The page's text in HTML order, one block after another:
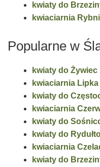
kwiaty do
kwiaciarnia
Popularne w
kwiaty do Żywiec
kwiaciarnia Lipka
kwiaty do
kwiaciarnia
kwiaty do
kwiaty do
kwiaciarnia
kwiaty do